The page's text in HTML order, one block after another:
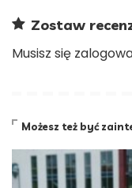
Zostaw
Musisz się
Możesz też być